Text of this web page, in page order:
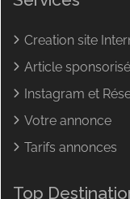
Creation site
Article sponsorisé
Instagram et
Votre annonce
Tarifs annonces
Top